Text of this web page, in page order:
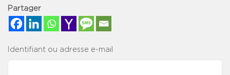
Partager
Identifiant ou adresse e-mail